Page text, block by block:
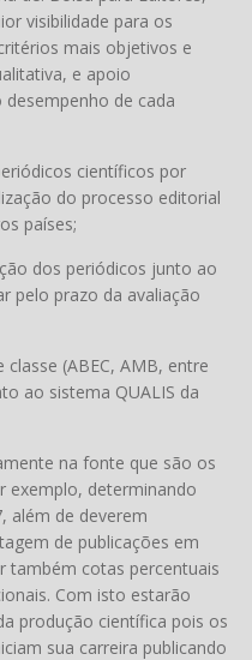
visibilidade para os
mais objetivos e
e apoio
de cada
científicos por
do processo editorial
países;
dos periódicos junto ao
pelo prazo da avaliação
(ABEC, AMB, entre
ao sistema QUALIS da
na fonte que são os
exemplo, determinando
além de deverem
de publicações em
também cotas percentuais
Com isto estarão
produção científica pois os
sua carreira publicando